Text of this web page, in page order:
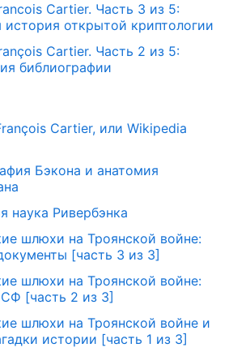
Cartier. Часть 3 из 5:
история открытой криптологии
Cartier. Часть 2 из 5:
библиографии
Cartier, или Wikipedia
Бэкона и анатомия
наука Ривербэнка
шлюхи на Троянской войне:
[часть 3 из 3]
шлюхи на Троянской войне:
[часть 2 из 3]
шлюхи на Троянской войне и
истории [часть 1 из 3]